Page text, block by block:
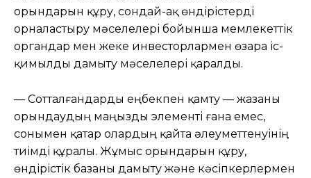
орындарын құру, сондай-ақ өндірістерді
орналастыру мәселелері бойынша мемлекеттік
органдар мен жеке инвесторлармен өзара іс-
қимылды дамыту мәселелері қаралды.
— Сотталғандарды еңбекпен қамту — жазаны
орындаудың маңызды элементі ғана емес,
сонымен қатар олардың қайта әлеуметтенуінің
тиімді құралы. Жұмыс орындарын құру,
өндірістік базаны дамыту және кәсіпкерлермен